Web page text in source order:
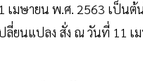
เมษายน พ.ศ. 2563 เป็นต้
ลี่ยนแปลง สั่ง ณ วันที่ 11 เ